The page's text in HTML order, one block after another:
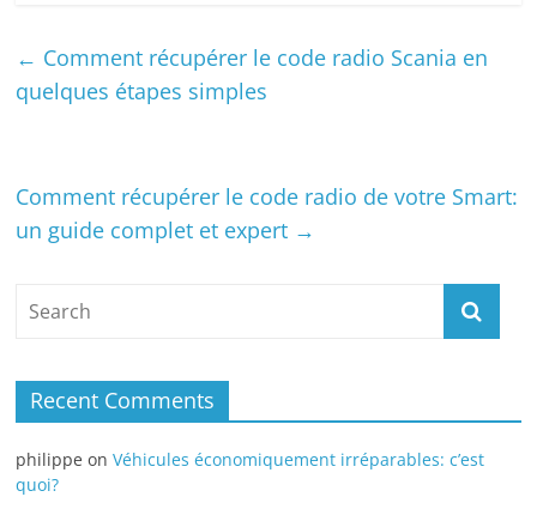
← Comment récupérer le code radio Scania en
quelques étapes simples
Comment récupérer le code radio de votre Smart:
un guide complet et expert →
Recent Comments
philippe onVéhicules économiquement irréparables: c’est
quoi?